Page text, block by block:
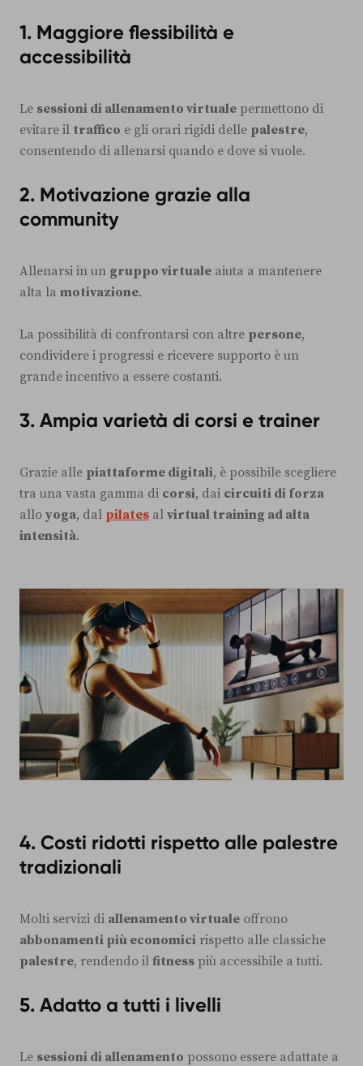
1. Maggiore flessibilità e
accessibilità
Le sessioni di allenamento virtuale permettono di
evitare il traffico e gli orari rigidi delle palestre,
consentendo di allenarsi quando e dove si vuole.
2. Motivazione grazie alla
community
Allenarsi in un gruppo virtuale aiuta a mantenere
alta la motivazione.
La possibilità di confrontarsi con altre persone,
condividere i progressi e ricevere supporto è un
grande incentivo a essere costanti.
3. Ampia varietà di corsi e trainer
Grazie alle piattaforme digitali, è possibile scegliere
tra una vasta gamma di corsi, dai circuiti di forza
allo yoga, dal pilates al virtual training ad alta
intensità.
4. Costi ridotti rispetto alle palestre
tradizionali
Molti servizi di allenamento virtuale offrono
abbonamenti più economici rispetto alle classiche
palestre, rendendo il fitness più accessibile a tutti.
5. Adatto a tutti i livelli
Le sessioni di allenamento possono essere adattate a